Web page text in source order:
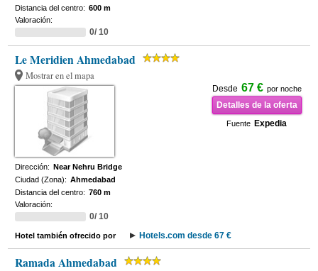
Distancia del centro: 600 m
Valoración:
0/ 10
Le Meridien Ahmedabad
Mostrar en el mapa
Desde 67 € por noche
Detalles de la oferta
Fuente Expedia
Dirección: Near Nehru Bridge
Ciudad (Zona): Ahmedabad
Distancia del centro: 760 m
Valoración:
0/ 10
Hotel también ofrecido por Hotels.com desde 67 €
Ramada Ahmedabad